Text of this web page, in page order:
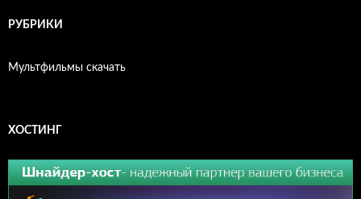
РУБРИКИ
Мультфильмы скачать
ХОСТИНГ